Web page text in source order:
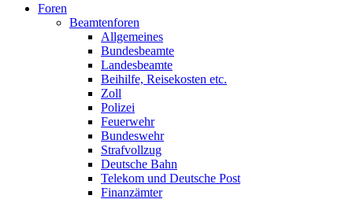
Foren
Beamtenforen
Allgemeines
Bundesbeamte
Landesbeamte
Beihilfe, Reisekosten etc.
Zoll
Polizei
Feuerwehr
Bundeswehr
Strafvollzug
Deutsche Bahn
Telekom und Deutsche Post
Finanzämter